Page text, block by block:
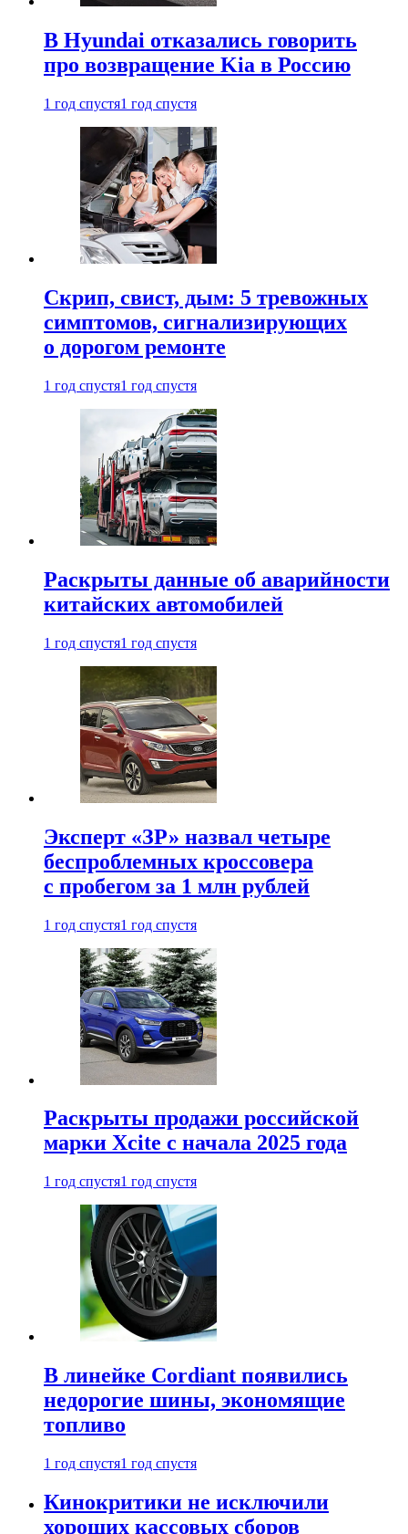
В Hyundai отказались говорить
про возвращение Kia в Россию
1 год спустя1 год спустя
Скрип, свист, дым: 5 тревожных
симптомов, сигнализирующих
о дорогом ремонте
1 год спустя1 год спустя
Раскрыты данные об аварийности
китайских автомобилей
1 год спустя1 год спустя
Эксперт «ЗР» назвал четыре
беспроблемных кроссовера
с пробегом за 1 млн рублей
1 год спустя1 год спустя
Раскрыты продажи российской
марки Xcite с начала 2025 года
1 год спустя1 год спустя
В линейке Cordiant появились
недорогие шины, экономящие
топливо
1 год спустя1 год спустя
Кинокритики не исключили
хороших кассовых сборов